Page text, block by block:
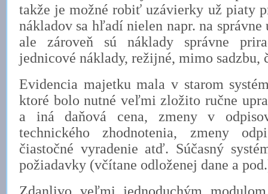
takže je možné robiť uzávierky už piaty
nákladov sa hľadí nielen napr. na správne
ale zároveň sú náklady správne
jednicové náklady, režijné, mimo sadzbu,
Evidencia majetku mala v starom
ktoré bolo nutné veľmi zložito ručne
a iná daňová cena, zmeny v
technického zhodnotenia, zmeny
čiastočné vyradenie atď. Súčasný
požiadavky (včítane odloženej dane a